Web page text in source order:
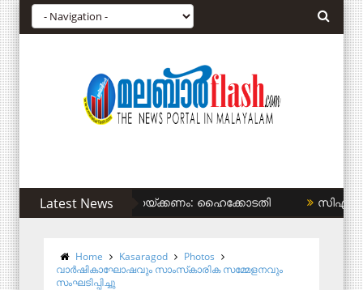
Latest News സിഎഎ അനുകൂലികള്‍ക്ക് കുടിവെള്ളം
Home Kasaragod
Photos
വാര്‍ഷികാഘോഷവും സാംസ്‌കാരിക സമ്മേളനവും
സംഘടിപ്പിച്ചു